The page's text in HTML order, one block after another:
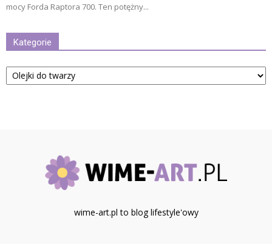
mocy Forda Raptora 700. Ten potężny...
Kategorie
Kategorie
wime-art.pl to blog lifestyle'owy